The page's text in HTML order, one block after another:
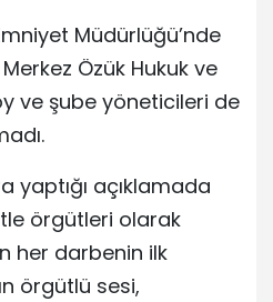
Müdürlüğü’nde
Özük Hukuk ve
ve şube yöneticileri de
yaptığı açıklamada
örgütleri olarak
her darbenin ilk
örgütlü sesi,